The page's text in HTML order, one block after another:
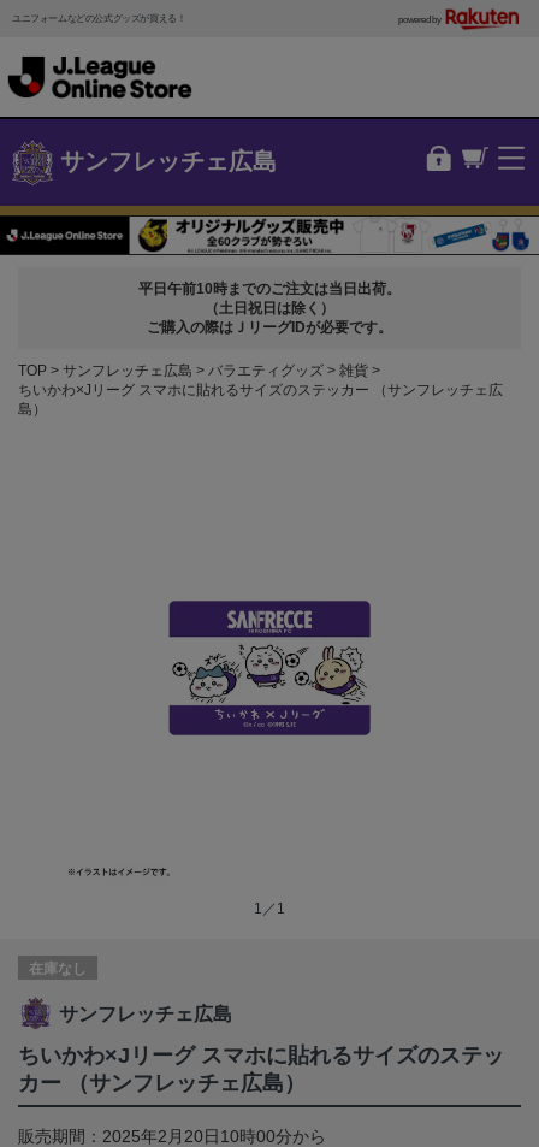
ユニフォームなどの公式グッズが買える！ powered by
サンフレッチェ広島
平日午前10時までのご注文は当日出荷。
（土日祝日は除く）
ご購入の際はＪリーグIDが必要です。
TOP サンフレッチェ広島 バラエティグッズ
雑貨
ちいかわ×Jリーグ スマホに貼れるサイズのステッカー （サンフレッチェ広
島）
1／1
在庫なし
サンフレッチェ広島
ちいかわ×Jリーグ スマホに貼れるサイズのステッ
カー （サンフレッチェ広島）
販売期間：2025年2月20日10時00分から